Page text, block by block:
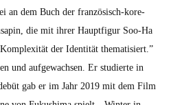
an dem Buch der franzö­sisch-kore­
die mit ihrer Haupt­fig­ur Soo-Ha
der Iden­tität the­ma­tisiert.”
und aufgewach­sen. Er studierte in
gab er im Jahr 2019 mit dem Film